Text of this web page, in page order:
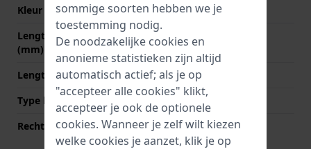
Kleur sluiting
Goud
Lengte band op 12 uur
(mm)
65 mm
Lengte band op 6 uur (mm)
105 mm
Type bevestiging
Bandpennen
Rechte bandaanzet
Ja
sommige soorten hebben we je
toestemming nodig.
De noodzakelijke cookies en
anonieme statistieken zijn altijd
automatisch actief; als je op
"accepteer alle cookies" klikt,
accepteer je ook de optionele
cookies. Wanneer je zelf wilt kiezen
welke cookies je aanzet, klik je op